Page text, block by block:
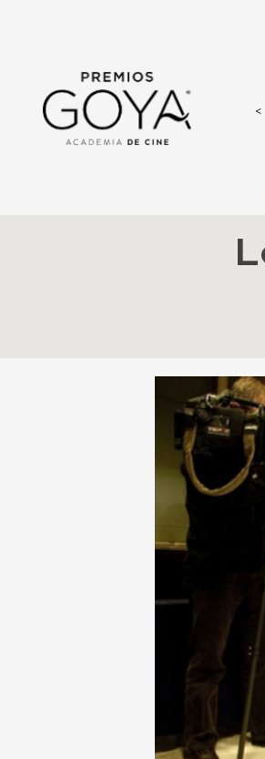
<
<
2021 2020 2019